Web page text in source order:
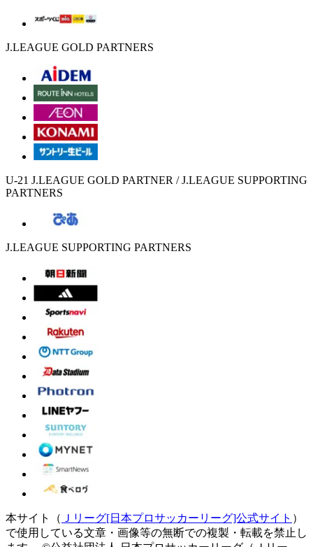
J.LEAGUE GOLD PARTNERS
U-21 J.LEAGUE GOLD PARTNER / J.LEAGUE SUPPORTING
PARTNERS
J.LEAGUE SUPPORTING PARTNERS
本サイト（ Ｊリーグ[日本プロサッカーリーグ]公式サイト ）
で使用している文章・画像等の無断での複製・転載を禁止し